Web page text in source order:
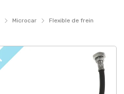
Microcar
Flexible de frein